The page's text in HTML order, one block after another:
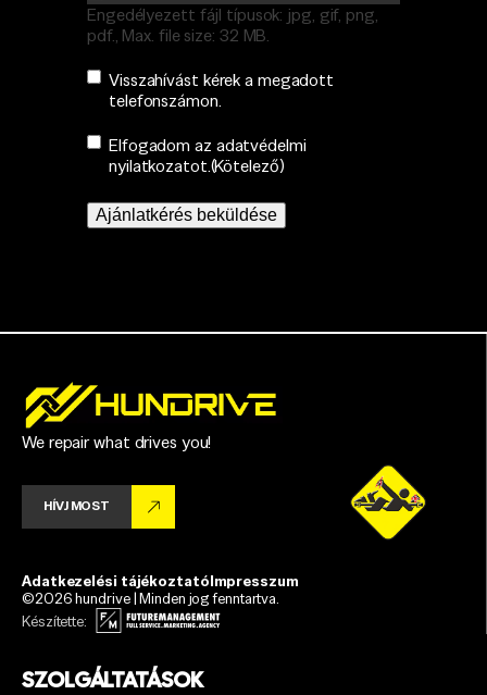
Engedélyezett fájl típusok: jpg, gif, png,
pdf., Max. file size: 32 MB.
Consent
Visszahívást kérek a megadott
telefonszámon.
Consent(Kötelező)
Elfogadom az adatvédelmi
nyilatkozatot.(Kötelező)
Ajánlatkérés beküldése
We repair what drives you!
HÍVJ MOST
Adatkezelési tájékoztatóImpresszum
©2026 hundrive | Minden jog fenntartva.
Készítette:
SZOLGÁLTATÁSOK